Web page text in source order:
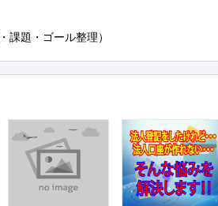
課題・ゴール整理）